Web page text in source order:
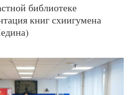
библиотеке
книг схиигумена